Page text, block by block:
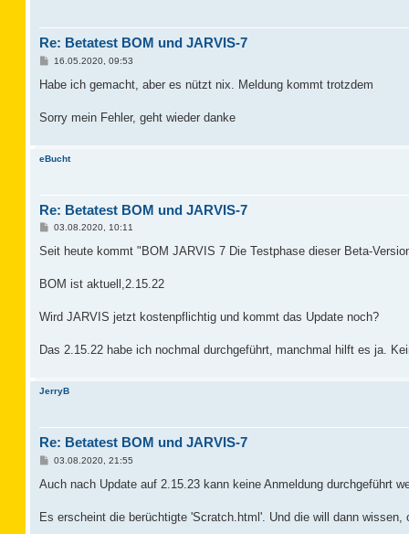
Re: Betatest BOM und JARVIS-7
B
i
a
16.05.2020, 09:53
Habe ich gemacht, aber es nützt nix. Meldung kommt trotzdem
Sorry mein Fehler, geht wieder danke
eBucht
Re: Betatest BOM und JARVIS-7
B
i
a
03.08.2020, 10:11
Seit heute kommt "BOM JARVIS 7 Die Testphase dieser Beta-
BOM ist aktuell,2.15.22
Wird JARVIS jetzt kostenpflichtig und kommt das Update noch?
Das 2.15.22 habe ich nochmal durchgeführt, manchmal hilft es ja.
JerryB
Re: Betatest BOM und JARVIS-7
B
a
03.08.2020, 21:55
Auch nach Update auf 2.15.23 kann keine Anmeldung durchgeführt
Es erscheint die berüchtigte 'Scratch.html'. Und die will dann